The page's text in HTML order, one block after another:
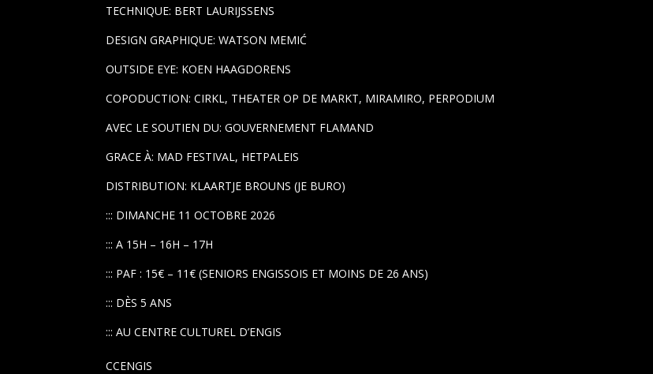
TECHNIQUE: BERT LAURIJSSENS
DESIGN GRAPHIQUE: WATSON MEMIĆ
OUTSIDE EYE: KOEN HAAGDORENS
COPODUCTION: CIRKL, THEATER OP DE MARKT, MIRAMIRO, PERPODIUM
AVEC LE SOUTIEN DU: GOUVERNEMENT FLAMAND
GRACE À: MAD FESTIVAL, HETPALEIS
DISTRIBUTION: KLAARTJE BROUNS (JE BURO)
::: DIMANCHE 11 OCTOBRE 2026
::: A 15H – 16H – 17H
::: PAF : 15€ – 11€ (SENIORS ENGISSOIS ET MOINS DE 26 ANS)
::: DÈS 5 ANS
::: AU CENTRE CULTUREL D’ENGIS
CCENGIS